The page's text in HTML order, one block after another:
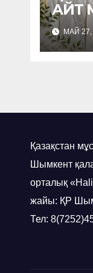
АЙТ
МАЙ 27,
Қазақстан
Шымкент
орталық
жайы: ҚР
Тел: